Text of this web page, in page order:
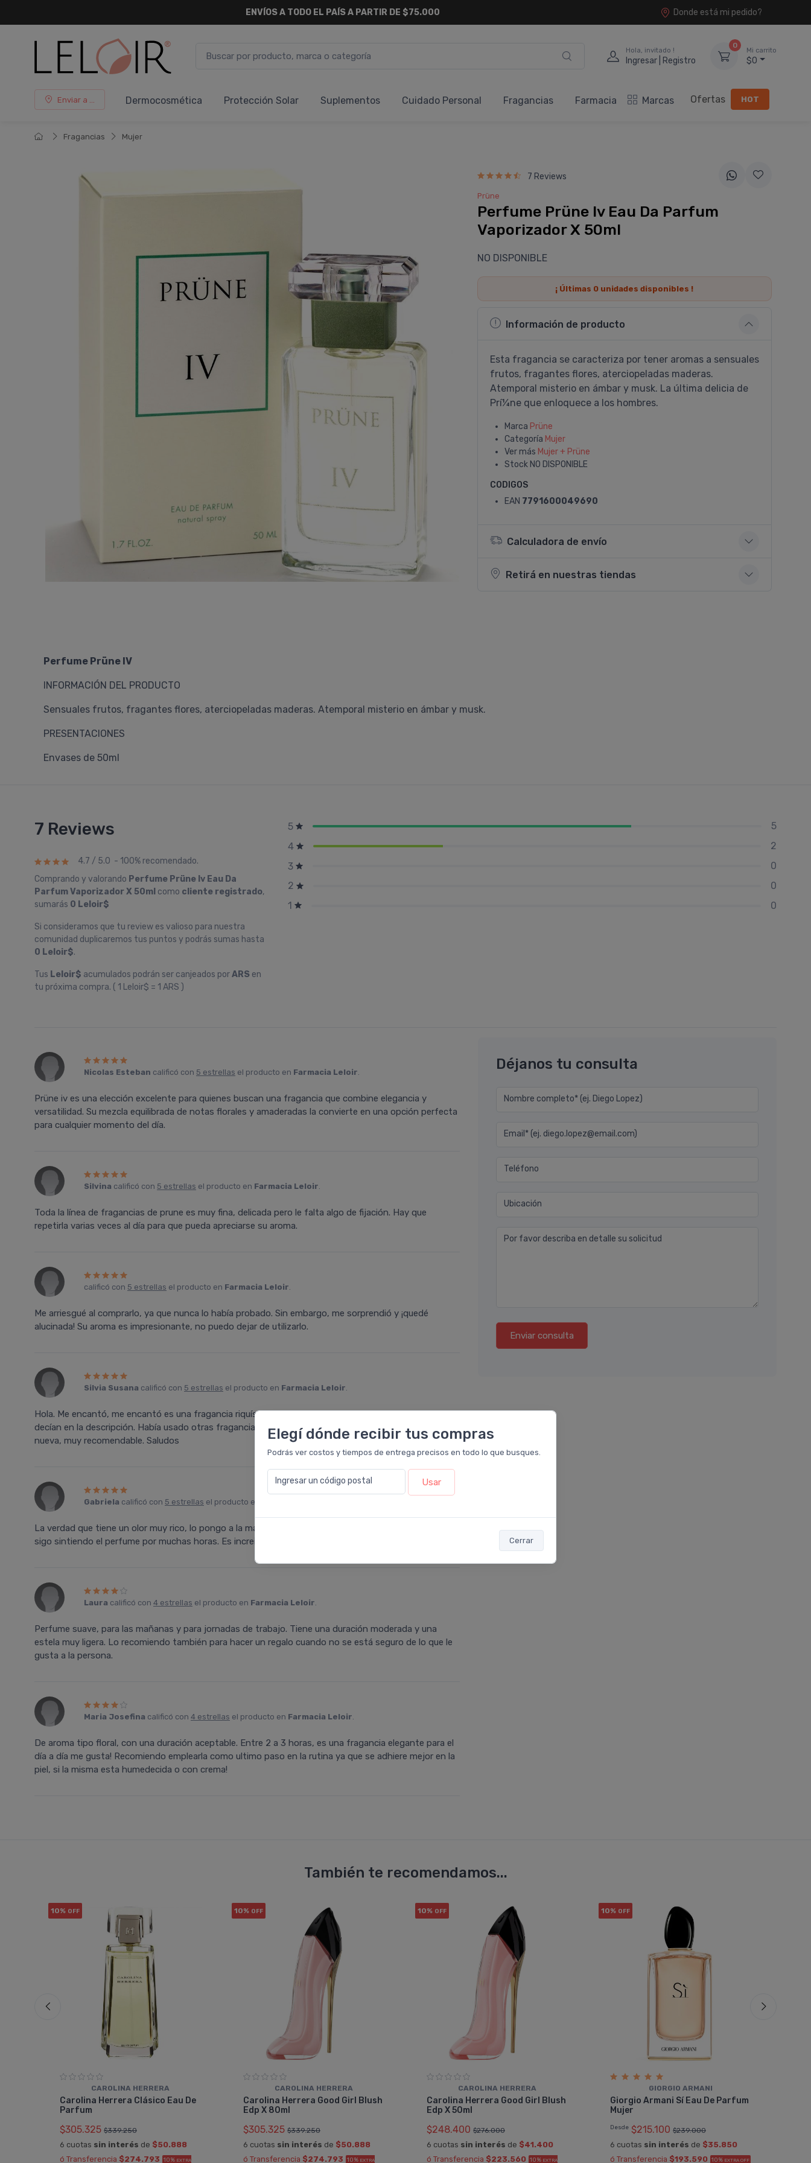
Elegí dónde recibir tus compras
Podrás ver costos y tiempos de entrega precisos en todo lo que busques.
Ingresar un código postal Usar
Cerrar
Donde está mi pedido?
Hola, invitado !
Ingresar | Registro
0
Mi carrito
$0
Enviar a ... Dermocosmética Protección Solar Suplementos Cuidado Personal Fragancias Farmacia Marcas Ofertas HOT
Fragancias Mujer
7 Reviews
Prüne
Perfume Prüne Iv Eau Da Parfum
Vaporizador X 50ml
NO DISPONIBLE
¡ Últimas 0 unidades disponibles !
Información de producto
Esta fragancia se caracteriza por tener aromas a sensuales
frutos, fragantes flores, aterciopeladas maderas.
Atemporal misterio en ámbar y musk. La última delicia de
Prí¼ne que enloquece a los hombres.
Marca Prüne
Categoría Mujer
Ver más Mujer + Prüne
Stock NO DISPONIBLE
CODIGOS
EAN 7791600049690
Calculadora de envío
Retirá en nuestras tiendas
Perfume Prüne IV
INFORMACIÓN DEL PRODUCTO
Sensuales frutos, fragantes flores, aterciopeladas maderas. Atemporal misterio en ámbar y musk.
PRESENTACIONES
Envases de 50ml
7 Reviews
4.7 / 5.0 - 100% recomendado.
Comprando y valorando Perfume Prüne Iv Eau Da
Parfum Vaporizador X 50ml como cliente registrado,
sumarás 0 Leloir$
Si consideramos que tu review es valioso para nuestra
comunidad duplicaremos tus puntos y podrás sumas hasta
0 Leloir$.
Tus Leloir$ acumulados podrán ser canjeados porARS en
tu próxima compra. ( 1 Leloir$ = 1 ARS )
5
5
4
2
3
0
2
0
1
0
Nicolas Esteban calificó con 5 estrellas el producto en Farmacia Leloir.
Prüne iv es una elección excelente para quienes buscan una fragancia que combine elegancia y
versatilidad. Su mezcla equilibrada de notas florales y amaderadas la convierte en una opción perfecta
para cualquier momento del día.
Silvina calificó con 5 estrellas el producto en Farmacia Leloir.
Toda la línea de fragancias de prune es muy fina, delicada pero le falta algo de fijación. Hay que
repetirla varias veces al día para que pueda apreciarse su aroma.
calificó con 5 estrellas el producto en Farmacia Leloir.
Me arriesgué al comprarlo, ya que nunca lo había probado. Sin embargo, me sorprendió y ¡quedé
alucinada! Su aroma es impresionante, no puedo dejar de utilizarlo.
Silvia Susana calificó con 5 estrellas el producto en Farmacia Leloir.
Hola. Me encantó, me encantó es una fragancia riquí­sima, es lo que me gusta, y muy duradera, tal cual
decí­an en la descripción. Habí­a usado otras fragancias de esta marca, también muy ricas, esta es
nueva, muy recomendable. Saludos
Gabriela calificó con 5 estrellas el producto en
La verdad que tiene un olor muy rico, lo pongo a la mañana y noto que se queda el olor hasta la noche,
sigo sintiendo el perfume por muchas horas. Es increible como dura en la piel. Super recomendable!
Laura calificó con 4 estrellas el producto en Farmacia Leloir.
Perfume suave, para las mañanas y para jornadas de trabajo. Tiene una duración moderada y una
estela muy ligera. Lo recomiendo también para hacer un regalo cuando no se está seguro de lo que le
gusta a la persona.
Maria Josefina calificó con 4 estrellas el producto en Farmacia Leloir.
De aroma tipo floral, con una duración aceptable. Entre 2 a 3 horas, es una fragancia elegante para el
día a día me gusta! Recomiendo emplearla como ultimo paso en la rutina ya que se adhiere mejor en la
piel, si la misma esta humedecida o con crema!
Déjanos tu consulta
Nombre completo* (ej. Diego Lopez)
Email* (ej. diego.lopez@email.com)
Teléfono
Ubicación
Por favor describa en detalle su solicitud
Enviar consulta
También te recomendamos...
10% OFF
CAROLINA HERRERA
Carolina Herrera Clásico Eau De
Parfum
$305.325 $339.250
6 cuotas sin interés de $50.888
ó Transferencia $274.793 10% EXTRA
10% OFF
CAROLINA HERRERA
Carolina Herrera Good Girl Blush
Edp X 80ml
$305.325 $339.250
6 cuotas sin interés de $50.888
ó Transferencia $274.793 10% EXTRA
10% OFF
CAROLINA HERRERA
Carolina Herrera Good Girl Blush
Edp X 50ml
$248.400 $276.000
6 cuotas sin interés de $41.400
ó Transferencia $223.560 10% EXTRA
10% OFF
GIORGIO ARMANI
Giorgio Armani Sí Eau De Parfum
Mujer
Desde $215.100 $239.000
6 cuotas sin interés de $35.850
ó Transferencia $193.590 10% EXTRA OFF